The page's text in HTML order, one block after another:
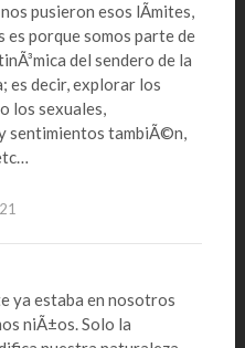
pusieron esos lÃ­mites,
es porque somos parte de
del sendero de la
es decir, explorar los
los sexuales,
sentimientos tambiÃ©n,
ya estaba en nosotros
niÃ±os. Solo la